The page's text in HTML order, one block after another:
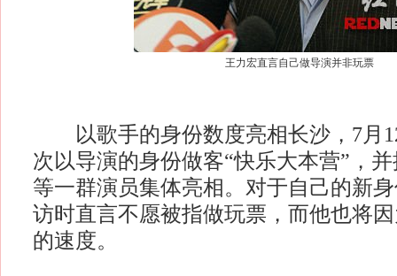
王力宏直言自己做导演并非玩票
以歌手的身份数度亮相长沙，7月
次以导演的身份做客“快乐大本营”，
等一群演员集体亮相。对于自己的新
访时直言不愿被指做玩票，而他也将
的速度。